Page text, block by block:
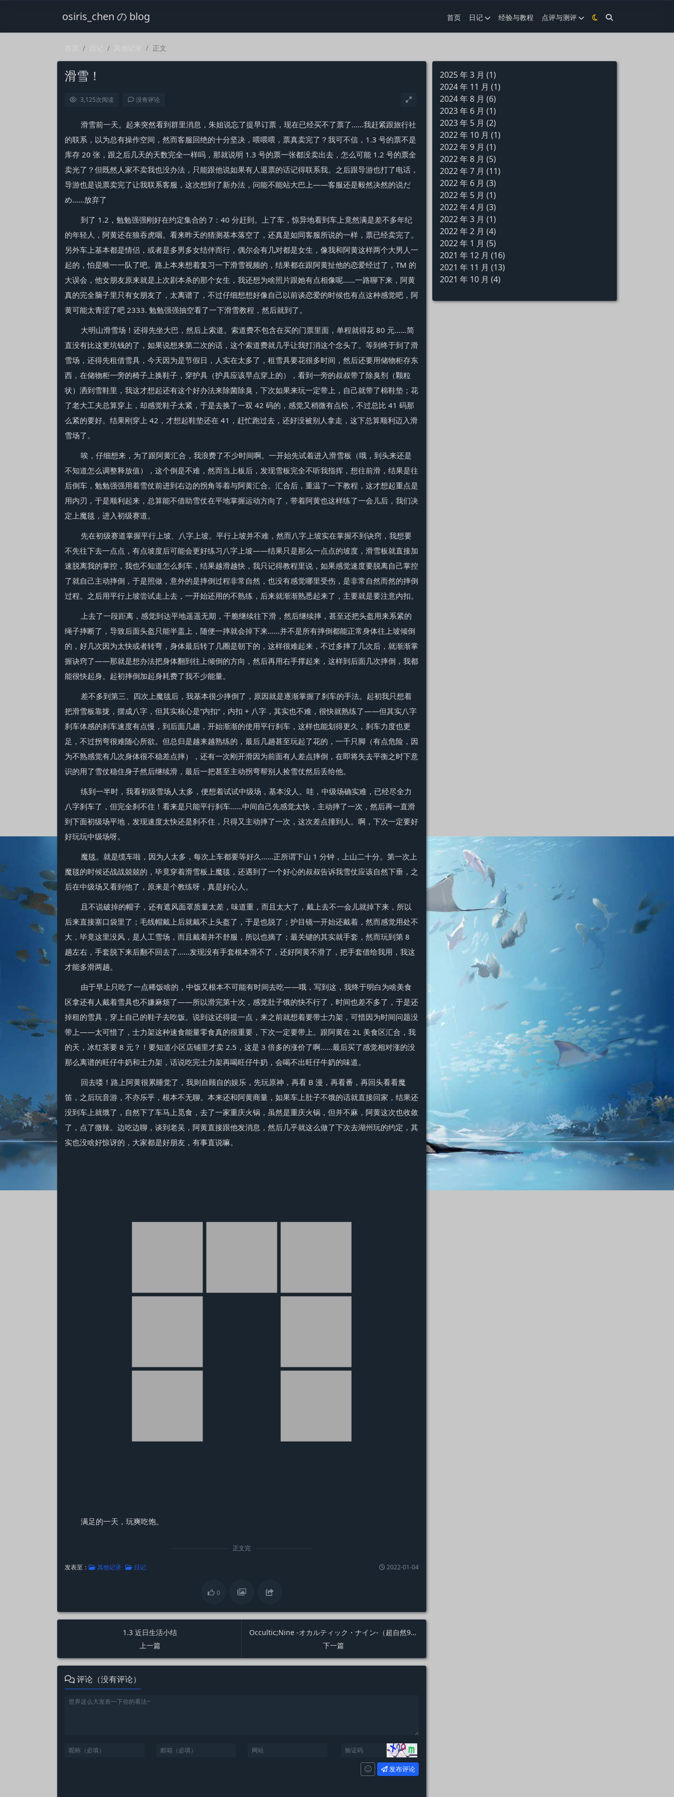
osiris_chen の blog 首页 日记 经验与教程 点评与测评
正文
滑雪！
3,125次阅读 没有评论
滑雪前一天。起来突然看到群里消息，朱姐说忘了提早订票，现在已经买不了票了……我赶紧跟旅行社
的联系，以为总有操作空间，然而客服回绝的十分坚决，喂喂喂，票真卖完了？我可不信，1.3 号的票不是
库存 20 张，跟之后几天的天数完全一样吗，那就说明 1.3 号的票一张都没卖出去，怎么可能 1.2 号的票全
卖光了？但既然人家不卖我也没办法，只能跟他说如果有人退票的话记得联系我。之后跟导游也打了电话，
导游也是说票卖完了让我联系客服，这次想到了新办法，问能不能站大巴上——客服还是毅然决然的说だ
め……放弃了
到了 1.2，勉勉强强刚好在约定集合的 7：40 分赶到。上了车，惊异地看到车上竟然满是差不多年纪
的年轻人，阿黄还在狼吞虎咽。看来昨天的猜测基本落空了，还真是如同客服所说的一样，票已经卖完了。
另外车上基本都是情侣，或者是多男多女结伴而行，偶尔会有几对都是女生，像我和阿黄这样两个大男人一
起的，怕是唯一一队了吧。路上本来想着复习一下滑雪视频的，结果都在跟阿黄扯他的恋爱经过了，TM 的
大误会，他女朋友原来就是上次剧本杀的那个女生，我还想为啥照片跟她有点相像呢……一路聊下来，阿黄
真的完全脑子里只有女朋友了，太离谱了，不过仔细想想好像自己以前谈恋爱的时候也有点这种感觉吧，阿
黄可能太青涩了吧 2333. 勉勉强强抽空看了一下滑雪教程，然后就到了。
大明山滑雪场！还得先坐大巴，然后上索道。索道费不包含在买的门票里面，单程就得花 80 元……简
直没有比这更坑钱的了，如果说想来第二次的话，这个索道费就几乎让我打消这个念头了。等到终于到了滑
雪场，还得先租借雪具，今天因为是节假日，人实在太多了，租雪具要花很多时间，然后还要用储物柜存东
西，在储物柜一旁的椅子上换鞋子，穿护具（护具应该早点穿上的），看到一旁的叔叔带了除臭剂（颗粒
状）洒到雪鞋里，我这才想起还有这个好办法来除菌除臭，下次如果来玩一定带上，自己就带了棉鞋垫；花
了老大工夫总算穿上，却感觉鞋子太紧，于是去换了一双 42 码的，感觉又稍微有点松，不过总比 41 码那
么紧的要好。结果刚穿上 42，才想起鞋垫还在 41，赶忙跑过去，还好没被别人拿走，这下总算顺利迈入滑
雪场了。
唉，仔细想来，为了跟阿黄汇合，我浪费了不少时间啊。一开始先试着进入滑雪板（哦，到头来还是
不知道怎么调整释放值），这个倒是不难，然而当上板后，发现雪板完全不听我指挥，想往前滑，结果是往
后倒车，勉勉强强用着雪仗前进到右边的拐角等着与阿黄汇合。汇合后，重温了一下教程，这才想起重点是
用内刃，于是顺利起来，总算能不借助雪仗在平地掌握运动方向了，带着阿黄也这样练了一会儿后，我们决
定上魔毯，进入初级赛道。
先在初级赛道掌握平行上坡、八字上坡。平行上坡并不难，然而八字上坡实在掌握不到诀窍，我想要
不先往下去一点点，有点坡度后可能会更好练习八字上坡——结果只是那么一点点的坡度，滑雪板就直接加
速脱离我的掌控，我也不知道怎么刹车，结果越滑越快，我只记得教程里说，如果感觉速度要脱离自己掌控
了就自己主动摔倒，于是照做，意外的是摔倒过程非常自然，也没有感觉哪里受伤，是非常自然而然的摔倒
过程。之后用平行上坡尝试走上去，一开始还用的不熟练，后来就渐渐熟悉起来了，主要就是要注意内扣。
上去了一段距离，感觉到达平地遥遥无期，干脆继续往下滑，然后继续摔，甚至还把头盔用来系紧的
绳子摔断了，导致后面头盔只能半盖上，随便一摔就会掉下来……并不是所有摔倒都能正常身体往上坡倾倒
的，好几次因为太快或者转弯，身体最后转了几圈是朝下的，这样很难起来，不过多摔了几次后，就渐渐掌
握诀窍了——那就是想办法把身体翻到往上倾倒的方向，然后再用右手撑起来，这样到后面几次摔倒，我都
能很快起身。起初摔倒加起身耗费了我不少能量。
差不多到第三、四次上魔毯后，我基本很少摔倒了，原因就是逐渐掌握了刹车的手法。起初我只想着
把滑雪板靠拢，摆成八字，但其实核心是”内扣“，内扣 + 八字，其实也不难，很快就熟练了——但其实八字
刹车体感的刹车速度有点慢，到后面几趟，开始渐渐的使用平行刹车，这样也能划得更久，刹车力度也更
足，不过拐弯很难随心所欲。但总归是越来越熟练的，最后几趟甚至玩起了花的，一千只脚（有点危险，因
为不熟感觉有几次身体很不稳差点摔），还有一次刚开滑因为前面有人差点摔倒，在即将失去平衡之时下意
识的用了雪仗稳住身子然后继续滑，最后一把甚至主动拐弯帮别人捡雪仗然后丢给他。
练到一半时，我看初级雪场人太多，便想着试试中级场，基本没人。哇，中级场确实难，已经尽全力
八字刹车了，但完全刹不住！看来是只能平行刹车……中间自己先感觉太快，主动摔了一次，然后再一直滑
到下面初级场平地，发现速度太快还是刹不住，只得又主动摔了一次，这次差点撞到人。啊，下次一定要好
好玩玩中级场呀。
魔毯。就是缆车啦，因为人太多，每次上车都要等好久……正所谓下山 1 分钟，上山二十分。第一次上
魔毯的时候还战战兢兢的，毕竟穿着滑雪板上魔毯，还遇到了一个好心的叔叔告诉我雪仗应该自然下垂，之
后在中级场又看到他了，原来是个教练呀，真是好心人。
且不说破掉的帽子，还有遮风面罩质量太差，味道重，而且太大了，戴上去不一会儿就掉下来，所以
后来直接塞口袋里了；毛线帽戴上后就戴不上头盔了，于是也脱了；护目镜一开始还戴着，然而感觉用处不
大，毕竟这里没风，是人工雪场，而且戴着并不舒服，所以也摘了；最关键的其实就手套，然而玩到第 8
趟左右，手套脱下来后翻不回去了……发现没有手套根本滑不了，还好阿黄不滑了，把手套借给我用，我这
才能多滑两趟。
由于早上只吃了一点稀饭啥的，中饭又根本不可能有时间去吃——哦，写到这，我终于明白为啥美食
区拿还有人戴着雪具也不嫌麻烦了——所以滑完第十次，感觉肚子饿的快不行了，时间也差不多了，于是还
掉租的雪具，穿上自己的鞋子去吃饭。说到这还得提一点，来之前就想着要带士力架，可惜因为时间问题没
带上——太可惜了，士力架这种速食能量零食真的很重要，下次一定要带上。跟阿黄在 2L 美食区汇合，我
的天，冰红茶要 8 元？！要知道小区店铺里才卖 2.5，这是 3 倍多的涨价了啊……最后买了感觉相对涨的没
那么离谱的旺仔牛奶和士力架，话说吃完士力架再喝旺仔牛奶，会喝不出旺仔牛奶的味道。
回去喽！路上阿黄很累睡觉了，我则自顾自的娱乐，先玩原神，再看 B 漫，再看番，再回头看看魔
笛，之后玩音游，不亦乐乎，根本不无聊。本来还和阿黄商量，如果车上肚子不饿的话就直接回家，结果还
没到车上就饿了，自然下了车马上觅食，去了一家重庆火锅，虽然是重庆火锅，但并不麻，阿黄这次也收敛
了，点了微辣。边吃边聊，谈到老吴，阿黄直接跟他发消息，然后几乎就这么做了下次去湖州玩的约定，其
实也没啥好惊讶的，大家都是好朋友，有事直说嘛。
满足的一天，玩爽吃饱。
正文完
发表至： 其他记录 日记 2022-01-04
0
1.3 近日生活小结
上一篇
Occultic;Nine -オカルティック・ナイン-（超自然9人组）点评
下一篇
评论（没有评论）
发布评论
2025 年 3 月 (1)
2024 年 11 月 (1)
2024 年 8 月 (6)
2023 年 6 月 (1)
2023 年 5 月 (2)
2022 年 10 月 (1)
2022 年 9 月 (1)
2022 年 8 月 (5)
2022 年 7 月 (11)
2022 年 6 月 (3)
2022 年 5 月 (1)
2022 年 4 月 (3)
2022 年 3 月 (1)
2022 年 2 月 (4)
2022 年 1 月 (5)
2021 年 12 月 (16)
2021 年 11 月 (13)
2021 年 10 月 (4)